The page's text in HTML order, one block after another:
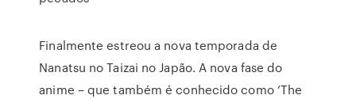
Finalmente estreou a nova temporada de
Nanatsu no Taizai no Japão. A nova fase do
anime – que também é conhecido como ‘The